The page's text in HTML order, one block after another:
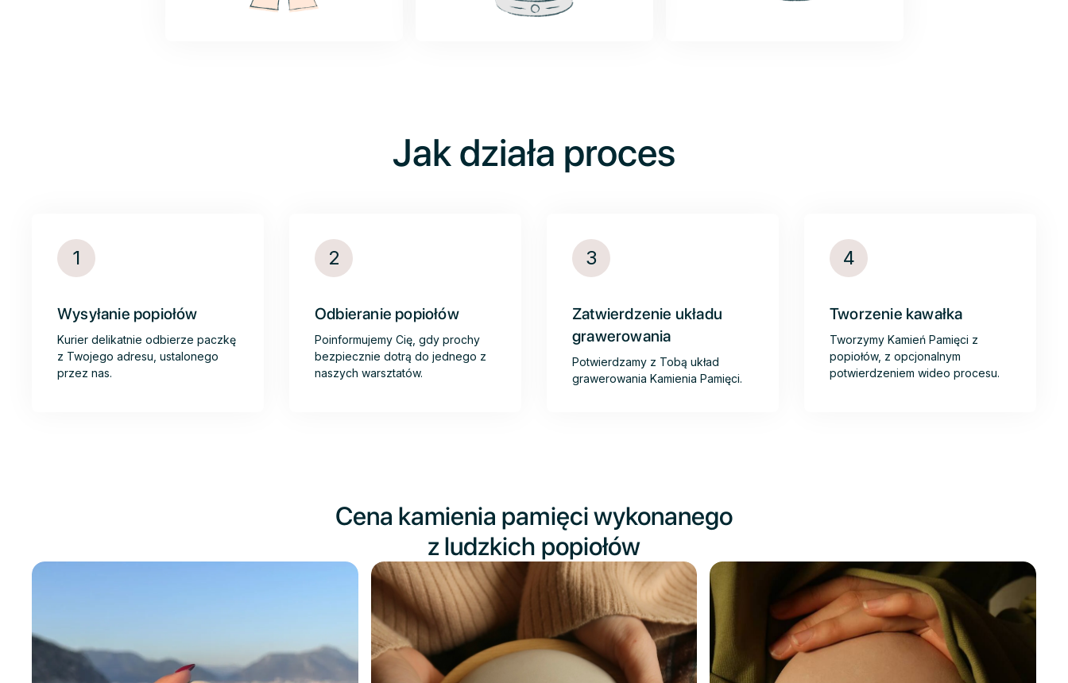
Jak działa proces
1
Wysyłanie popiołów
Kurier delikatnie odbierze paczkę
z Twojego adresu, ustalonego
przez nas.
2
Odbieranie popiołów
Poinformujemy Cię, gdy prochy
bezpiecznie dotrą do jednego z
naszych warsztatów.
3
Zatwierdzenie układu
grawerowania
Potwierdzamy z Tobą układ
grawerowania Kamienia Pamięci.
4
Tworzenie kawałka
Tworzymy Kamień Pamięci z
popiołów, z opcjonalnym
potwierdzeniem wideo procesu.
Cena kamienia pamięci wykonanego
z ludzkich popiołów